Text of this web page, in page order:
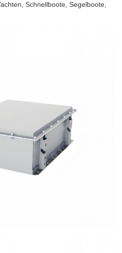
Schnellboote, Segelboote,